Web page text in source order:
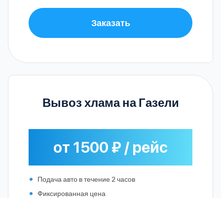
Заказать
Вывоз хлама на Газели
от 1500 ₽ / рейс
Подача авто в течение 2 часов
Фиксированная цена